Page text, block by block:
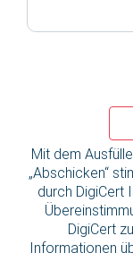
Mit dem
„Abschicken“
durch DigiCert
DigiCert
Informationen